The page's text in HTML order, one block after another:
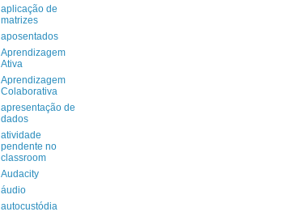
aplicação de
matrizes
aposentados
Aprendizagem
Ativa
Aprendizagem
Colaborativa
apresentação de
dados
atividade
pendente no
classroom
Audacity
áudio
autocustódia